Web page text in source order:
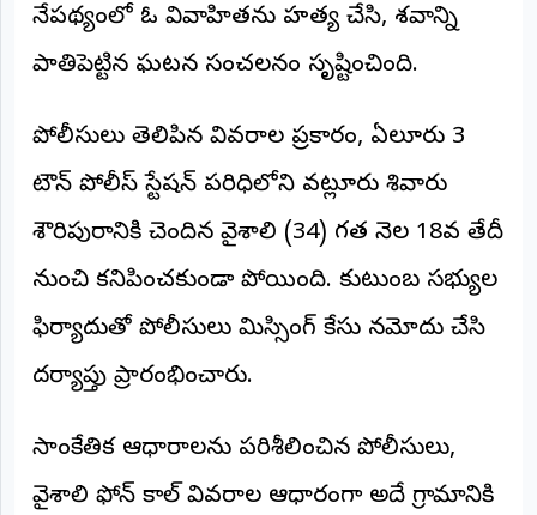
రిపోర్టర్స్
డెస్క్
(REPORTERS
DESK)
మా
చేరండి
లాగిన్
నేపథ్యంలో ఓ వివాహితను హత్య చేసి, శవాన్ని
పాతిపెట్టిన ఘటన సంచలనం సృష్టించింది.
పోలీసులు తెలిపిన వివరాల ప్రకారం, ఏలూరు 3
టౌన్ పోలీస్ స్టేషన్ పరిధిలోని వట్లూరు శివారు
శౌరిపురానికి చెందిన వైశాలి (34) గత నెల 18వ తేదీ
నుంచి కనిపించకుండా పోయింది. కుటుంబ సభ్యుల
ఫిర్యాదుతో పోలీసులు మిస్సింగ్ కేసు నమోదు చేసి
దర్యాప్తు ప్రారంభించారు.
సాంకేతిక ఆధారాలను పరిశీలించిన పోలీసులు,
వైశాలి ఫోన్ కాల్ వివరాల ఆధారంగా అదే గ్రామానికి